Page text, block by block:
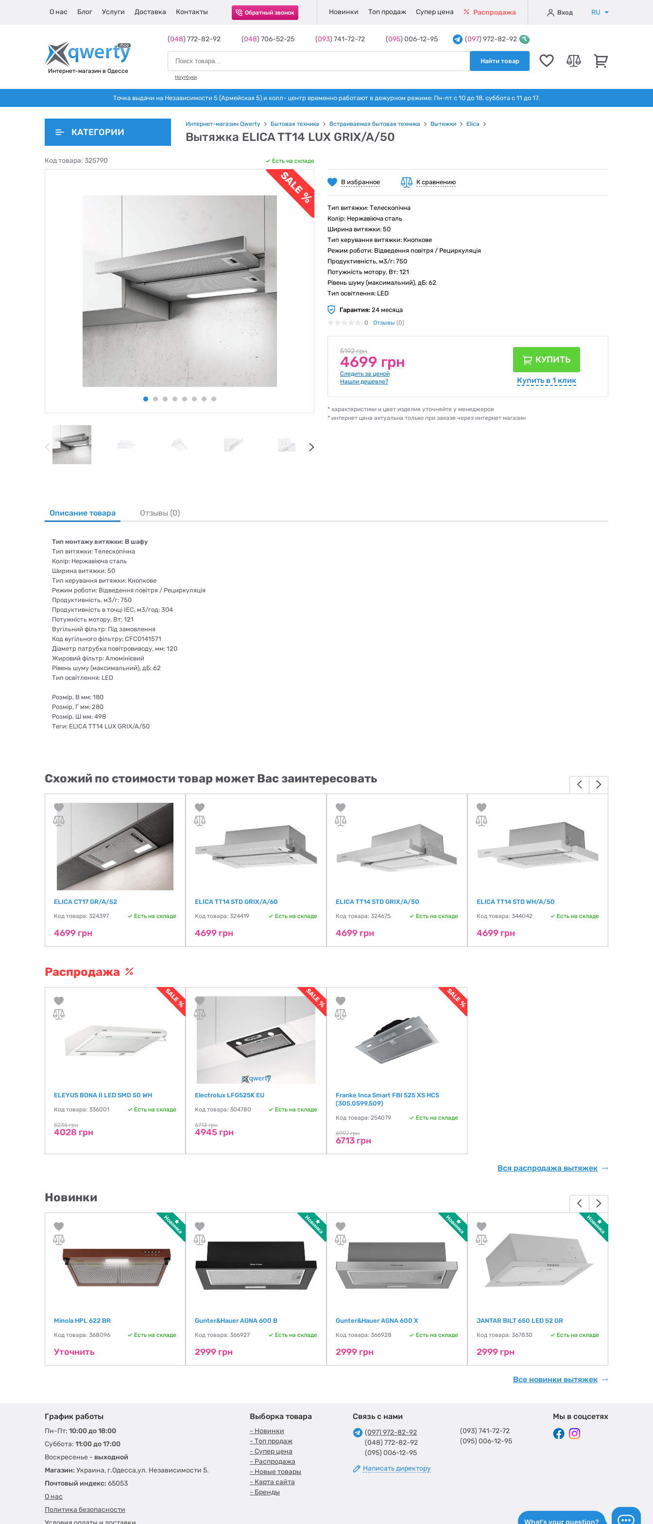
О нас Блог Услуги Доставка Контакты Обратный звонок Новинки Топ продаж Супер цена Распродажа Вход RU
Интернет-магазин в Одессе
(048) 772-82-92 (048) 706-52-25 (093) 741-72-72 (095) 006-12-95 (097) 972-82-92
Найти товар
Ноутбуки
Точка выдачи на Независимости 5 (Армейская 5) и колл- центр временно работают в дежурном режиме: Пн-пт с 10 до 18. суббота с 11 до 17.
КАТЕГОРИИ
Интернет-магазин Qwerty Бытовая техника Встраиваемая бытовая техника Вытяжки Elica
Вытяжка ELICA TT14 LUX GRIX/A/50
Код товара: 325790 Есть на складе
В избранное К сравнению
Тип витяжки: Телескопічна
Колір: Нержавіюча сталь
Ширина витяжки: 50
Тип керування витяжки: Кнопкове
Режим роботи: Відведення повітря / Рециркуляція
Продуктивність, м3/г: 750
Потужність мотору, Вт: 121
Рівень шуму (максимальний), дБ: 62
Тип освітлення: LED
Гарантия: 24 месяца
0 Отзывы (0)
5192 грн
4699 грн
Следить за ценой
Нашли дешевле?
КУПИТЬ
Купить в 1 клик
* характеристики и цвет изделия уточняйте у менеджеров
* интернет цена актуальна только при заказе через интернет магазин
Описание товара Отзывы (0)
Тип монтажу витяжки: В шафу
Тип витяжки: Телескопічна
Колір: Нержавіюча сталь
Ширина витяжки: 50
Тип керування витяжки: Кнопкове
Режим роботи: Відведення повітря / Рециркуляція
Продуктивність, м3/г: 750
Продуктивність в точці IEC, м3/год: 304
Потужність мотору, Вт: 121
Вугільний фільтр: Під замовлення
Код вугільного фільтру: CFC0141571
Діаметр патрубка повітровиводу, мм: 120
Жировий фільтр: Алюмінієвий
Рівень шуму (максимальний), дБ: 62
Тип освітлення: LED
Розмір, В мм: 180
Розмір, Г мм: 280
Розмір, Ш мм: 498
Теги: ELICA TT14 LUX GRIX/A/50
Схожий по стоимости товар может Вас заинтересовать
ELICA CT17 GR/A/52
Код товара: 324397 Есть на складе
4699 грн
ELICA TT14 STD GRIX/A/60
Код товара: 324419 Есть на складе
4699 грн
ELICA TT14 STD GRIX/A/50
Код товара: 324675 Есть на складе
4699 грн
ELICA TT14 STD WH/A/50
Код товара: 344042 Есть на складе
4699 грн
Распродажа
ELEYUS BONA II LED SMD 50 WH
Код товара: 336001 Есть на складе
5236 грн
4028 грн
Electrolux LFG525K EU
Код товара: 304780 Есть на складе
6713 грн
4945 грн
Franke Inca Smart FBI 525 XS HCS
(305.0599.509)
Код товара: 254079 Есть на складе
6997 грн
6713 грн
Вся распродажа вытяжек
Новинки
Minola HPL 622 BR
Код товара: 368096 Есть на складе
Уточнить
Gunter&Hauer AGNA 600 B
Код товара: 366927 Есть на складе
2999 грн
Gunter&Hauer AGNA 600 X
Код товара: 366928 Есть на складе
2999 грн
JANTAR BILT 650 LED 52 GR
Код товара: 367830 Есть на складе
2999 грн
Все новинки вытяжек
График работы
Пн-Пт: 10:00 до 18:00
Суббота: 11:00 до 17:00
Воскресенье - выходной
Магазин: Украина, г.Одесса,ул. Независимости 5.
Почтовый индекс: 65053
О нас
Политика безопасности
Выборка товара
- Новинки
- Топ продаж
- Супер цена
- Распродажа
- Новые товары
- Карта сайта
- Бренды
Связь с нами
(097) 972-82-92
(048) 772-82-92
(095) 006-12-95
Написать директору
(093) 741-72-72
(095) 006-12-95
Мы в соцсетях